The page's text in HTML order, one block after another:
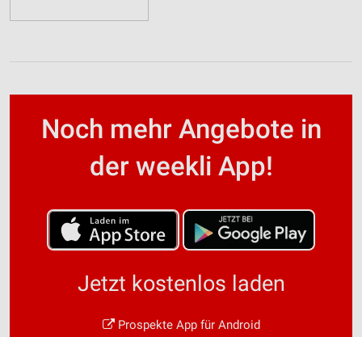
Noch mehr Angebote in
der weekli App!
Jetzt kostenlos laden
Prospekte App für Android